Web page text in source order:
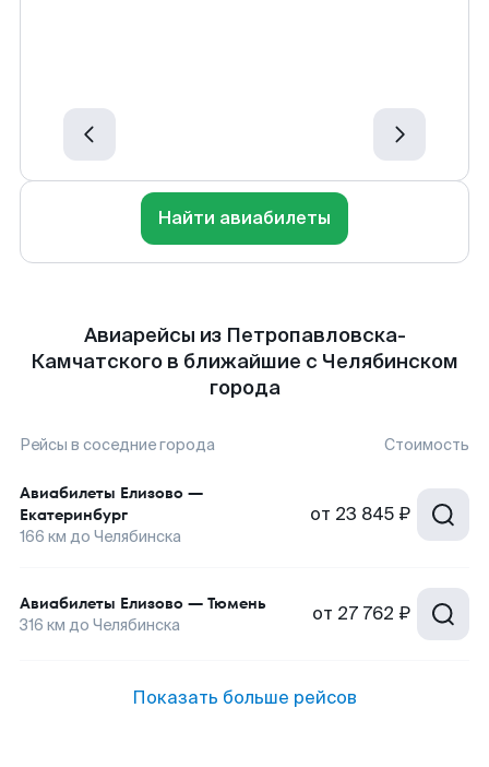
Найти авиабилеты
Авиарейсы из Петропавловска-
Камчатского в ближайшие с Челябинском
города
Рейсы в соседние города Стоимость
Авиабилеты Елизово —
Екатеринбург
166 км до Челябинска
от 23 845 ₽
Авиабилеты Елизово — Тюмень
316 км до Челябинска от 27 762 ₽
Показать больше рейсов